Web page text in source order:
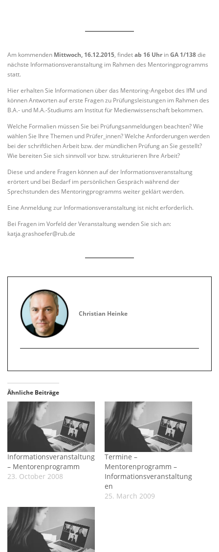
Am kommenden Mittwoch, 16.12.2015, findetab 16 Uhr inGA 1/138die
nächste Informationsveranstaltung im Rahmen des Mentoringprogramms
statt.
Hier erhalten Sie Informationen über das Mentoring-Angebot des IfM und
können Antworten auf erste Fragen zu Prüfungsleistungen im Rahmen des
B.A.- und M.A.-Studiums am Institut für Medienwissenschaft bekommen.
Welche Formalien müssen Sie bei Prüfungsanmeldungen beachten? Wie
wählen Sie Ihre Themen und Prüfer_innen? Welche Anforderungen werden
bei der schriftlichen Arbeit bzw. der mündlichen Prüfung an Sie gestellt?
Wie bereiten Sie sich sinnvoll vor bzw. strukturieren Ihre Arbeit?
Diese und andere Fragen können auf der Informationsveranstaltung
erörtert und bei Bedarf im persönlichen Gespräch während der
Sprechstunden des Mentoringprogramms weiter geklärt werden.
Eine Anmeldung zur Informationsveranstaltung ist nicht erforderlich.
Bei Fragen im Vorfeld der Veranstaltung wenden Sie sich an:
katja.grashoefer@rub.de
Christian Heinke
Ähnliche Beiträge
Informationsveranstaltung
– Mentorenprogramm
23. October 2008
Termine –
Mentorenprogramm –
Informationsveranstaltung
en
25. March 2009